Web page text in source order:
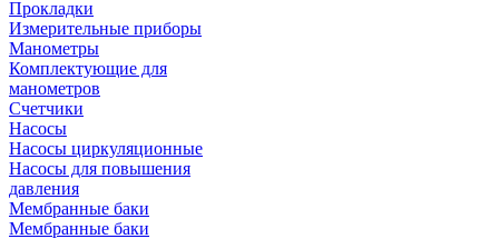
Прокладки
Измерительные приборы
Манометры
Комплектующие для
манометров
Счетчики
Насосы
Насосы циркуляционные
Насосы для повышения
давления
Мембранные баки
Мембранные баки